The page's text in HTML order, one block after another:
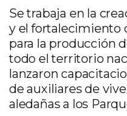
Se trabaja en la
y el fortalecimiento
para la producción
todo el territorio
lanzaron
de auxiliares de
aledañas a los